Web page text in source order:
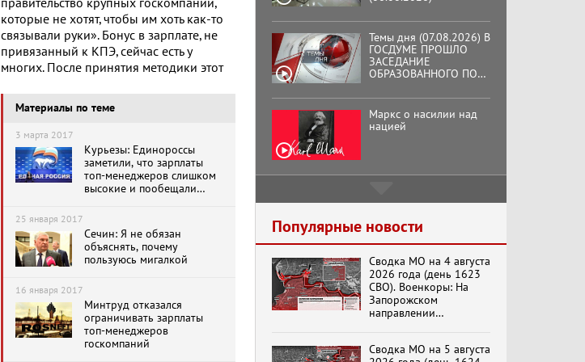
Материалы по теме
3 марта 2017
Курьезы: Единороссы
заметили, что зарплаты
топ-менеджеров слишком
высокие и пообещали
25 января 2017
Сечин: Я не обязан
объяснять, почему
пользуюсь мигалкой
16 января 2017
Минтруд отказался
ограничивать зарплаты
топ-менеджеров
госкомпаний
правительство крупных госкомпаний,
которые не хотят, чтобы им хоть как-то
связывали руки». Бонус в зарплате, не
привязанный к КПЭ, сейчас есть у
многих. После принятия методики этот
Темы дня (07.08.2026) В
ГОСДУМЕ ПРОШЛО
ЗАСЕДАНИЕ
ОБРАЗОВАННОГО ПО
ОБЩЕСТВЕННОГО
КОМИТЕТА ЗА
ОСВОБОЖДЕНИЕ
ПРЕЗИДЕНТА
Маркс о насилии над
нацией
кооператор
Хук слева: «Что и
требовалось доказать!»
(07.08.2026)
Бренды Советской
эпохи "Гжель"
Популярные новости
Сводка МО на 4 августа
2026 года (день 1623
СВО). Военкоры: На
Запорожском
направлении
Степногорска
Сводка МО на 5 августа